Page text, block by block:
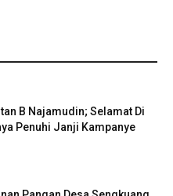
B Najamudin; Selamat Di
Penuhi Janji Kampanye